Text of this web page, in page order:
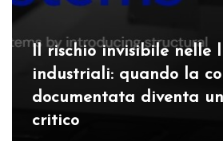
a
Il rischio invisibile nelle
industriali: quando la
documentata diventa
critico